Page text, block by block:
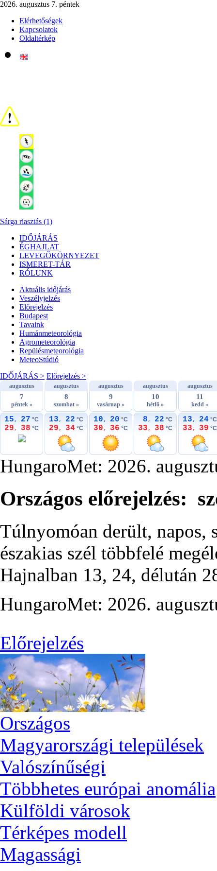
2026. augusztus 7. péntek
Elérhetőségek
Kapcsolatok
Oldaltérkép
Sárga riasztás (1)
IDŐJÁRÁS
ÉGHAJLAT
LEVEGŐKÖRNYEZET
ISMERET-TÁR
RÓLUNK
Aktuális időjárás
Veszélyjelzés
Előrejelzés
Budapest
Tavaink
Humánmeteorológia
Agrometeorológia
Repülésmeteorológia
MeteoStúdió
IDŐJÁRÁS > Előrejelzés >
augusztus
7
péntek »
15, 27 °C
29, 38 °C
augusztus
8
szombat »
13, 22 °C
29, 34 °C
augusztus
9
vasárnap »
10, 20 °C
30, 36 °C
augusztus
10
hétfő »
8, 22 °C
33, 38 °C
augusztus
11
kedd »
13, 24 °C
33, 39 °C
HungaroMet: 2026.
Országos előrejelzés:
Túlnyomóan derült, napos,
északias szél többfelé
Hajnalban 13, 24, délután
HungaroMet: 2026.
Előrejelzés
Országos
Magyarországi települések
Valószínűségi
Többhetes európai anomália
Külföldi városok
Térképes modell
Magassági